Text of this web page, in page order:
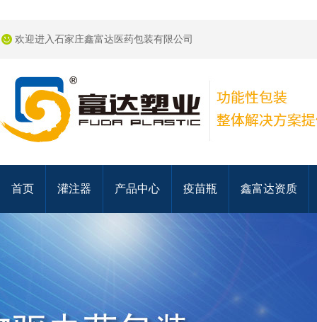
欢迎进入石家庄鑫富达医药包装有限公司
首页 灌注器 产品中心 疫苗瓶 鑫富达资质